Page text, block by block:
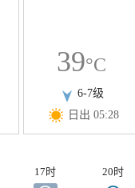
39°C
6-7级
日出 05:28
17时 20时